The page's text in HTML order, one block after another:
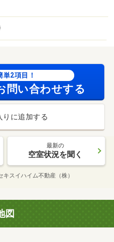
単2項目！
問い合わせする
りに追加する
最新の
空室状況を聞く
キスイハイム不動産（株）
図